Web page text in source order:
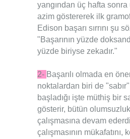
yangından üç hafta
azim göstererek ilk
Edison başarı sırrını şu
"Başarının yüzde
yüzde biriyse zekadır."
2- Başarılı olmada en
noktalardan biri de
başladığı işte müthiş bir
gösterir, bütün
çalışmasına devam
çalışmasının mükafatını,